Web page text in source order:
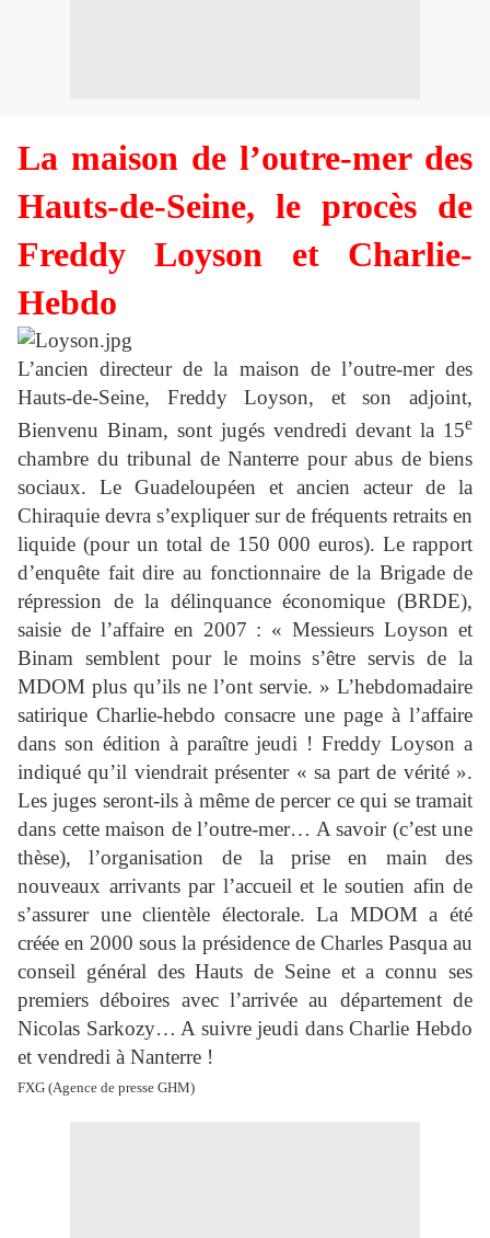
La maison de l’outre-mer des
Hauts-de-Seine, le procès de
Freddy Loyson et Charlie-
Hebdo
L’ancien directeur de la maison de l’outre-mer des
Hauts-de-Seine, Freddy Loyson, et son adjoint,
Bienvenu Binam, sont jugés vendredi devant la 15e
chambre du tribunal de Nanterre pour abus de biens
sociaux. Le Guadeloupéen et ancien acteur de la
Chiraquie devra s’expliquer sur de fréquents retraits en
liquide (pour un total de 150 000 euros). Le rapport
d’enquête fait dire au fonctionnaire de la Brigade de
répression de la délinquance économique (BRDE),
saisie de l’affaire en 2007 : « Messieurs Loyson et
Binam semblent pour le moins s’être servis de la
MDOM plus qu’ils ne l’ont servie. » L’hebdomadaire
satirique Charlie-hebdo consacre une page à l’affaire
dans son édition à paraître jeudi ! Freddy Loyson a
indiqué qu’il viendrait présenter « sa part de vérité ».
Les juges seront-ils à même de percer ce qui se tramait
dans cette maison de l’outre-mer… A savoir (c’est une
thèse), l’organisation de la prise en main des
nouveaux arrivants par l’accueil et le soutien afin de
s’assurer une clientèle électorale. La MDOM a été
créée en 2000 sous la présidence de Charles Pasqua au
conseil général des Hauts de Seine et a connu ses
premiers déboires avec l’arrivée au département de
Nicolas Sarkozy… A suivre jeudi dans Charlie Hebdo
et vendredi à Nanterre !
FXG (Agence de presse GHM)